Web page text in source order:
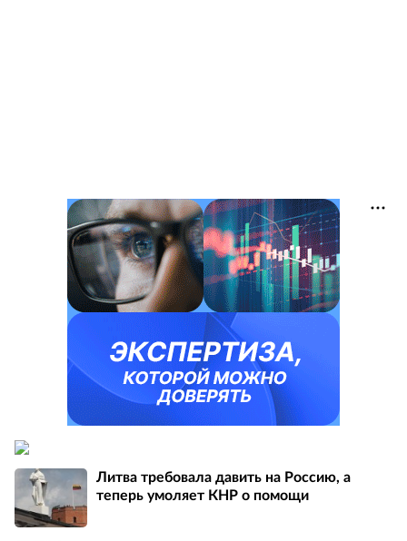
Литва требовала давить на Россию, а
теперь умоляет КНР о помощи